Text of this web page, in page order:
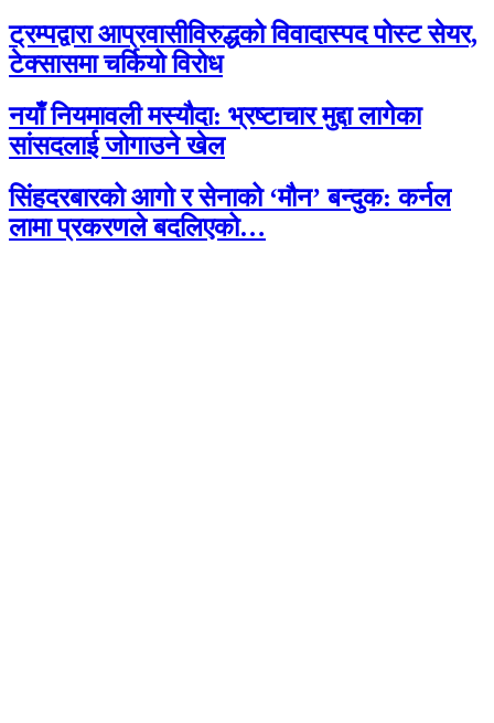
ट्रम्पद्वारा आप्रवासीविरुद्धको विवादास्पद पोस्ट सेयर,
टेक्सासमा चर्कियो विरोध
नयाँ नियमावली मस्यौदा: भ्रष्टाचार मुद्दा लागेका
सांसदलाई जोगाउने खेल
सिंहदरबारको आगो र सेनाको ‘मौन’ बन्दुक: कर्नल
लामा प्रकरणले बदलिएको…